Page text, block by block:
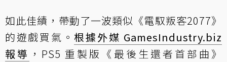
如此佳績，帶動了一波類似《電馭叛客2077》
的遊戲買氣。根據外媒 GamesIndustry.biz
報導 ，PS5 重製版《最後生還者首部曲》